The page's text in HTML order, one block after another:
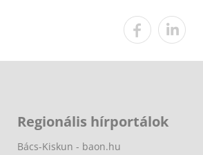
Regionális hírportálok
Bács-Kiskun - baon.hu